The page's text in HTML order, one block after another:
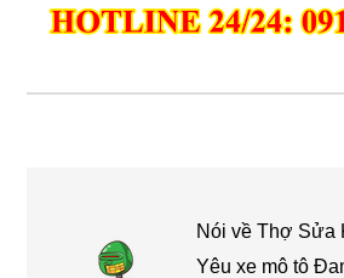
Nói vềThợ Sửa
Yêu xe mô tô